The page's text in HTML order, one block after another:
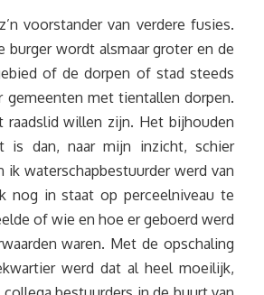
voorstander van verdere fusies.
burger wordt alsmaar groter en de
of de dorpen of stad steeds
gemeenten met tientallen dorpen.
raadslid willen zijn. Het bijhouden
is dan, naar mijn inzicht, schier
ik waterschapbestuurder werd van
nog in staat op perceelniveau te
of wie en hoe er geboerd werd
waren. Met de opschaling
werd dat al heel moeilijk,